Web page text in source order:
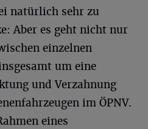
natürlich sehr zu
Aber es geht nicht nur
einzelnen
um eine
und Verzahnung
im ÖPNV.
eines